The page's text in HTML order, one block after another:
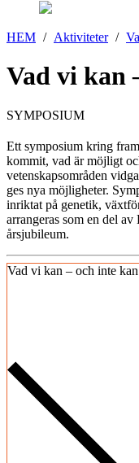
HEM / Aktiviteter /
Vad vi kan
SYMPOSIUM
Ett symposium kring
kommit, vad är möjligt
vetenskapsområden
ges nya möjligheter.
inriktat på genetik,
arrangeras som en del
årsjubileum.
Vad vi kan – och inte